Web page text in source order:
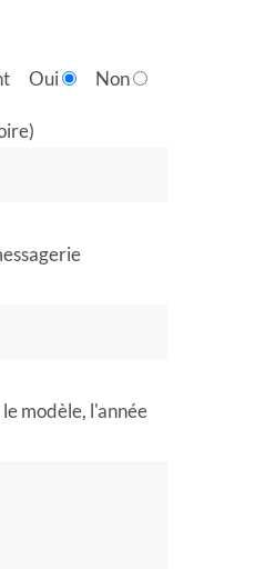
Oui Non
modèle, l'année